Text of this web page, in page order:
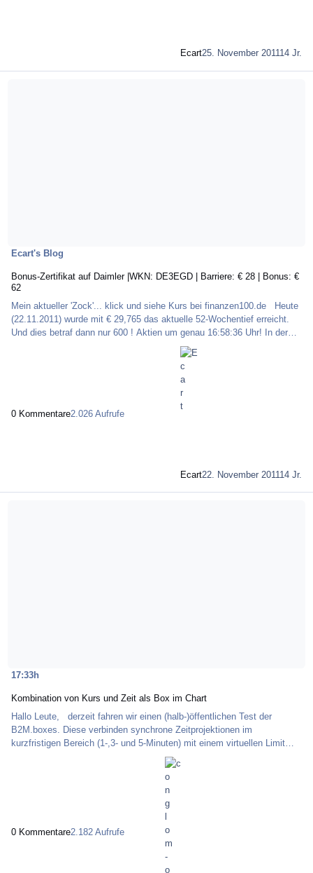
Ecart25. November 201114 Jr.
Ecart's Blog
Bonus-Zertifikat auf Daimler |WKN: DE3EGD | Barriere: € 28 | Bonus: €
62
Mein aktueller 'Zock'... klick und siehe Kurs bei finanzen100.de Heute
(22.11.2011) wurde mit € 29,765 das aktuelle 52-Wochentief erreicht.
Und dies betraf dann nur 600 ! Aktien um genau 16:58:36 Uhr! In der
Schlussauktion waren es 659.090 für € 29,850 Heute wurden
6.500.547 Daimler (€ 196,6 Mio. Tagesumsatz) auf Xetra gehandelt.
Von der Deutschen Bank habe ich o.g. Zertifikat. Stichtag ist natürlich
Freitag | Hexensabbat, der 16.12.2011 || Aktien um 17:30 Uhr (Beginn
0 Kommentare2.026 Aufrufe
Ecart22. November 2011 14 Jr.
17:33h
Kombination von Kurs und Zeit als Box im Chart
Hallo Leute, derzeit fahren wir einen (halb-)öffentlichen Test der
B2M.boxes. Diese verbinden synchrone Zeitprojektionen im
kurzfristigen Bereich (1-,3- und 5-Minuten) mit einem virtuellen Limit
und den daran anliegenden Kurscluster. Folglich eine Kombination aus
Zeit und Kurs. Das Ganze ist bei weitem noch nicht fertig und somit
eine beta Version. Bis dato sieht es aber im FDAX ganz brauchbar aus
(Bild anbei), im EURUSD muss man noch verbessern. Das Ganze soll
0 Kommentare2.182 Aufrufe